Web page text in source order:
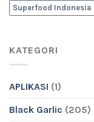
Superfood Indonesia
KATEGORI
APLIKASI (1)
Black Garlic (205)